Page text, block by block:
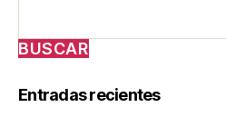
BUSCAR
Entradas recientes